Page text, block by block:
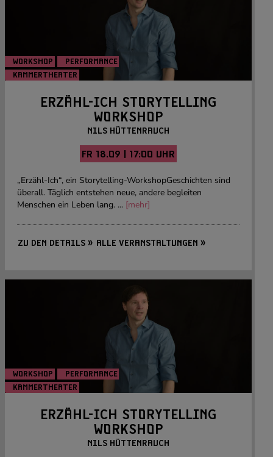
WORKSHOP
PERFORMANCE
KAMMERTHEATER
ERZÄHL-ICH STORYTELLING
WORKSHOP
NILS HÜTTENRAUCH
FR 18.09 | 17:00 UHR
„Erzähl-Ich“, ein Storytelling-WorkshopGeschichten sind
überall. Täglich entstehen neue, andere begleiten
Menschen ein Leben lang. ... [mehr]
ZU DEN DETAILS » ALLE VERANSTALTUNGEN »
WORKSHOP
PERFORMANCE
KAMMERTHEATER
ERZÄHL-ICH STORYTELLING
WORKSHOP
NILS HÜTTENRAUCH